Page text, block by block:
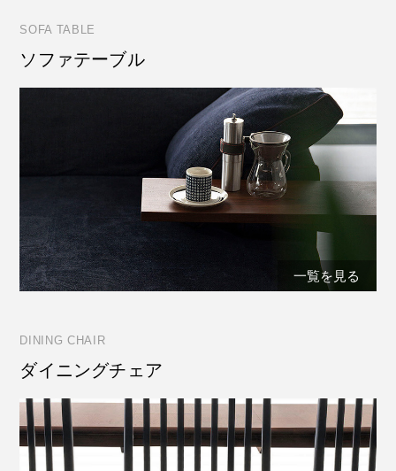
SOFA TABLE
ソファテーブル
一覧を見る
DINING CHAIR
ダイニングチェア